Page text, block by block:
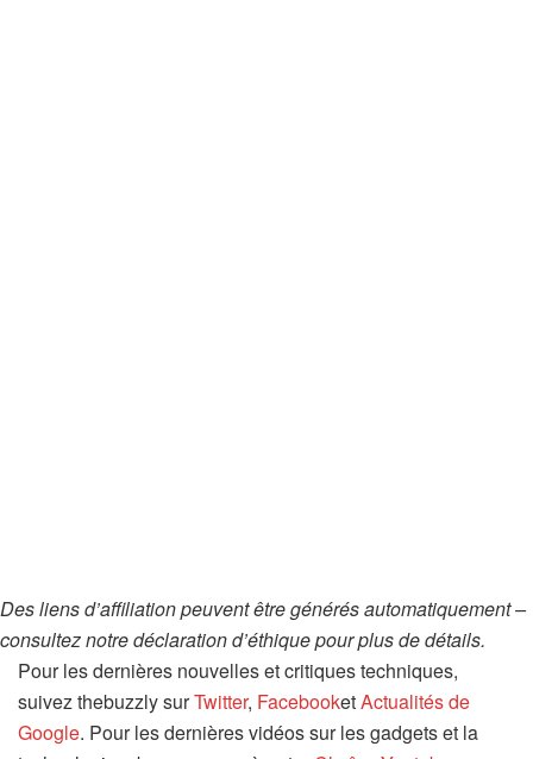
Des liens d’affiliation peuvent être générés automatiquement –
consultez notre déclaration d’éthique pour plus de détails.
Pour les dernières nouvelles et critiques techniques,
suivez thebuzzly surTwitter, FacebooketActualités de
Google. Pour les dernières vidéos sur les gadgets et la